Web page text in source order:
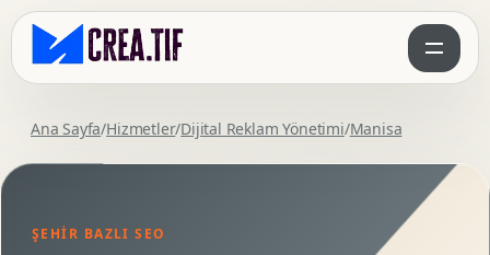
Ana Sayfa/Hizmetler/Dijital Reklam Yönetimi/Manisa
ŞEHIR BAZLI SEO